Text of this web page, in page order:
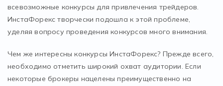
всевозможные конкурсы для привлечения трейдеров.
ИнстаФорекс творчески подошла к этой проблеме,
уделяя вопросу проведения конкурсов много внимания.
Чем же интересны конкурсы ИнстаФорекс? Прежде всего,
необходимо отметить широкий охват аудитории. Если
некоторые брокеры нацелены преимущественно на